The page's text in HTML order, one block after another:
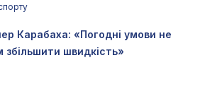
Карабаха: «Погодні умови не
збільшити швидкість»